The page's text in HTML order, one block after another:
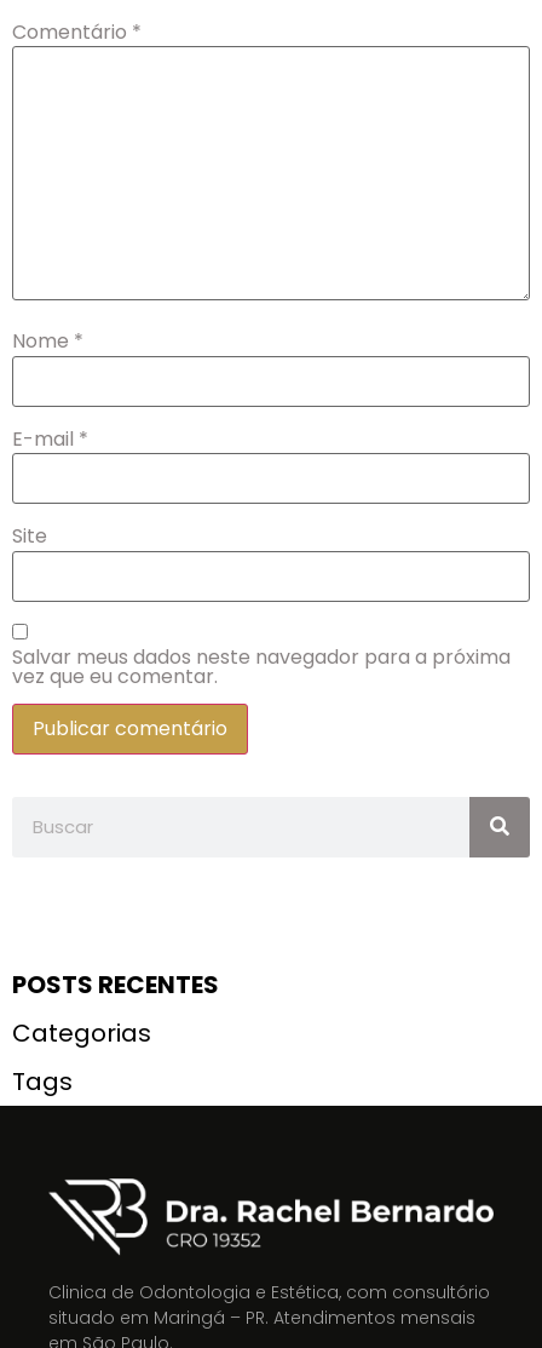
Comentário *
Nome *
E-mail *
Site
Salvar meus dados neste navegador para a próxima
vez que eu comentar.
POSTS RECENTES
Categorias
Tags
Clinica de Odontologia e Estética, com consultório
situado em Maringá – PR. Atendimentos mensais
em São Paulo.